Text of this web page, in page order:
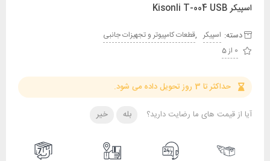
اسپیکر Kisonli T-004 USB
دسته: اسپیکر ,قطعات کامپیوتر و تجهیزات جانبی
0 از 5
حداکثر تا 3 روز تحویل داده می شود.
آیا از قیمت های ما رضایت دارید؟ بله خیر